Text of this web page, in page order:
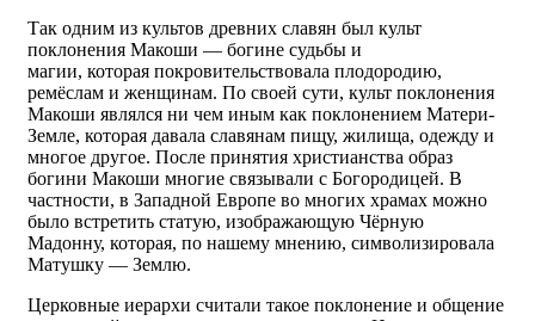
Так одним из культов древних славян был культ
поклонения Макоши — богине судьбы и
магии, которая покровительствовала плодородию,
ремёслам и женщинам. По своей сути, культ поклонения
Макоши являлся ни чем иным как поклонением Матери-
Земле, которая давала славянам пищу, жилища, одежду и
многое другое. После принятия христианства образ
богини Макоши многие связывали с Богородицей. В
частности, в Западной Европе во многих храмах можно
было встретить статую, изображающую Чёрную
Мадонну, которая, по нашему мнению, символизировала
Матушку — Землю.
Церковные иерархи считали такое поклонение и общение